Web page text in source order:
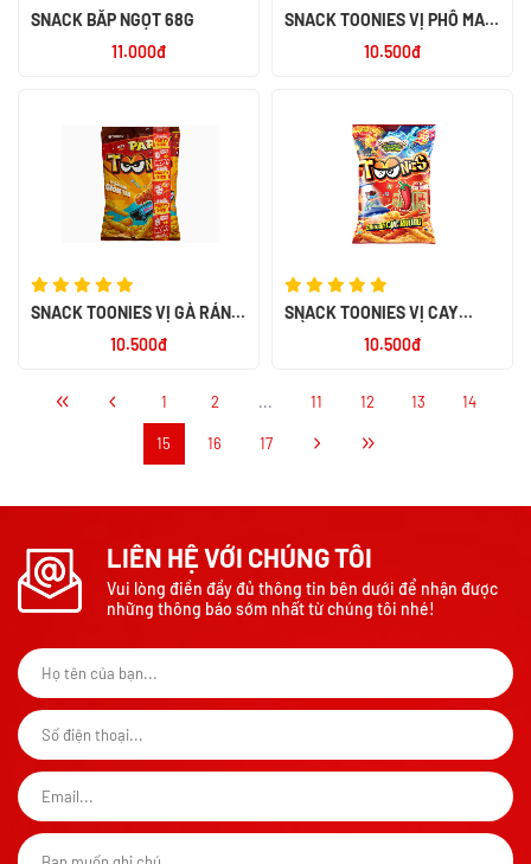
SNACK BẮP NGỌT 68G
11.000đ
SNACK TOONIES VỊ PHÔ MAI
10.500đ
SNACK TOONIES VỊ GÀ RÁN
10.500đ
SNACK TOONIES VỊ CAY
10.500đ
1 2 ... 11 12 13 14
15 16 17
LIÊN HỆ VỚI CHÚNG TÔI
Vui lòng điền đầy đủ thông tin bên dưới để nhận được
những thông báo sớm nhất từ chúng tôi nhé!